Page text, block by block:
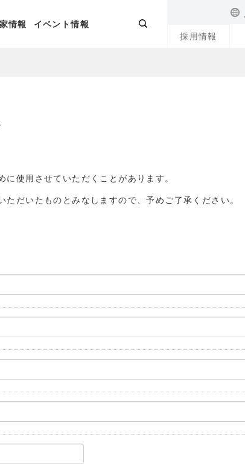
情報 イベント情報
採用情報
使用させていただくことがあります。
だいたものとみなしますので、予めご了承ください。